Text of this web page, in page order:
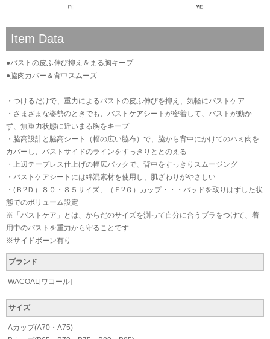
Item Data
●バストの皮ふ伸び抑え＆まる胸キープ
●脇肉カバー＆背中スムーズ
・つけるだけで、重力によるバストの皮ふ伸びを抑え、気軽にバストケア
・さまざまな姿勢のときでも、バストケアシートが密着して、バストが動か
ず、無重力状態に近いまる胸をキープ
・脇高設計と脇高シート（幅の広い脇布）で、脇から背中にかけてのハミ肉を
カバーし、バストサイドのラインをすっきりととのえる
・上辺テープレス仕上げの幅広バックで、背中をすっきりスムージング
・バストケアシートには綿混素材を使用し、肌ざわりがやさしい
・(Ｂ?Ｄ）８０・８５サイズ、（Ｅ?Ｇ）カップ・・・パッドを取りはずした状
態でのボリューム設定
※「バストケア」とは、からだのサイズを測って自分に合うブラをつけて、着
用中のバストを重力から守ることです
※サイドボーン有り
ブランド
WACOAL[ワコール]
サイズ
Aカップ(A70・A75)